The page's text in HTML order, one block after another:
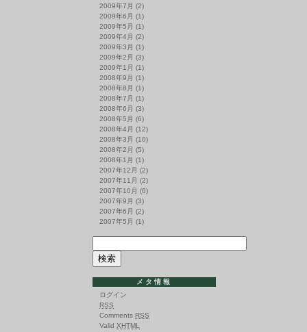
2009年7月 (2)
2009年6月 (1)
2009年5月 (1)
2009年4月 (2)
2009年3月 (1)
2009年2月 (3)
2009年1月 (1)
2008年9月 (1)
2008年8月 (1)
2008年7月 (1)
2008年6月 (3)
2008年5月 (6)
2008年4月 (12)
2008年3月 (10)
2008年2月 (5)
2008年1月 (1)
2007年12月 (2)
2007年11月 (2)
2007年10月 (6)
2007年9月 (3)
2007年6月 (2)
2007年5月 (1)
メタ情報
ログイン
RSS
Comments RSS
Valid XHTML